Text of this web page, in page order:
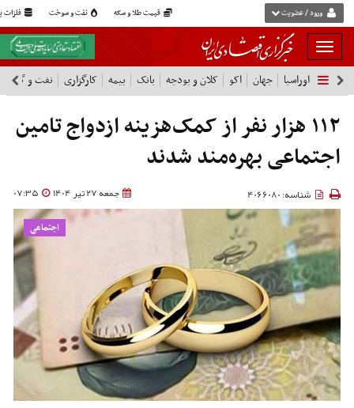
قیمت طلا و سکه نفت و سوخت فلزات ورود / عضویت
بار
و
بسته
نمودن
فهرست
اوراسیا جهان اکو کلان و بودجه بانک بیمه کارگزاری نفت و گاز
۱۱۲ هزار نفر از کمک‌هزینه ازدواج تامین
اجتماعی بهره‌مند شدند
جمعه 27 تیر 1404 07:35 شناسه: 4066080
اجتماعی